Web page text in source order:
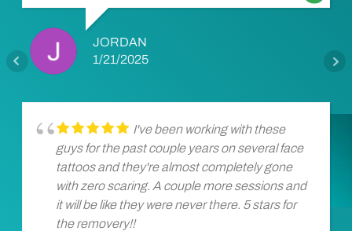
JORDAN
1/21/2025
I've been working with these
guys for the past couple years on several face
tattoos and they're almost completely gone
with zero scaring. A couple more sessions and
it will be like they were never there. 5 stars for
the removery!!